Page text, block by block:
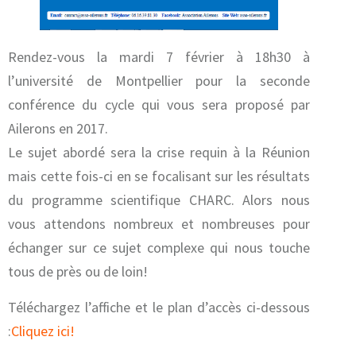
Rendez-vous la mardi 7 février à 18h30 à
l’université de Montpellier pour la seconde
conférence du cycle qui vous sera proposé par
Ailerons en 2017.
Le sujet abordé sera la crise requin à la Réunion
mais cette fois-ci en se focalisant sur les résultats
du programme scientifique CHARC. Alors nous
vous attendons nombreux et nombreuses pour
échanger sur ce sujet complexe qui nous touche
tous de près ou de loin!
Téléchargez l’affiche et le plan d’accès ci-dessous
:Cliquez ici!